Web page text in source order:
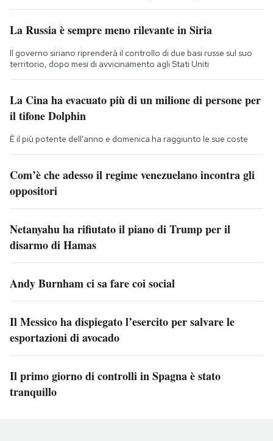
La Russia è sempre meno rilevante in Siria
Il governo siriano riprenderà il controllo di due basi russe sul suo
territorio, dopo mesi di avvicinamento agli Stati Uniti
La Cina ha evacuato più di un milione di persone per
il tifone Dolphin
È il più potente dell'anno e domenica ha raggiunto le sue coste
Com’è che adesso il regime venezuelano incontra gli
oppositori
Netanyahu ha rifiutato il piano di Trump per il
disarmo di Hamas
Andy Burnham ci sa fare coi social
Il Messico ha dispiegato l’esercito per salvare le
esportazioni di avocado
Il primo giorno di controlli in Spagna è stato
tranquillo